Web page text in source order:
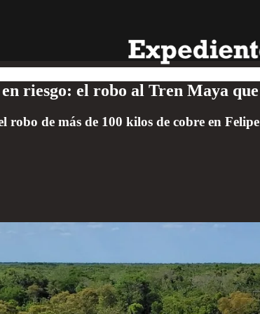
en riesgo: el robo al Tren Maya
de más de 100 kilos de cobre en